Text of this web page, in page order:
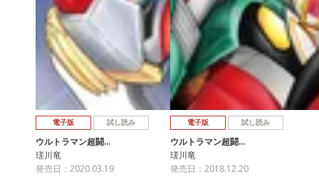
電子版 試し読み
ウルトラマン超闘…
瑳川竜
発売日：2020.03.19
電子版 試し読み
ウルトラマン超闘…
瑳川竜
発売日：2018.12.20